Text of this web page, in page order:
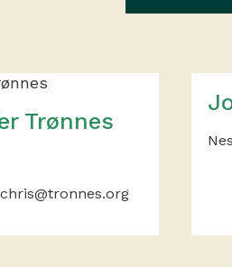
Trønnes